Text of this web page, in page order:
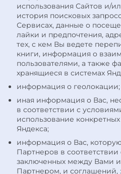
использования Сайтов и/
история поисковых
Сервисах, данные о
лайки и предпочтения,
тех, с кем Вы ведете
книги, информация о
пользователями, а также
хранящиеся в системах
информация о геолокации;
иная информация о Вас,
в соответствии с
использование
Яндекса;
информация о Вас,
Партнеров в
заключенных между Вами
Партнером, и